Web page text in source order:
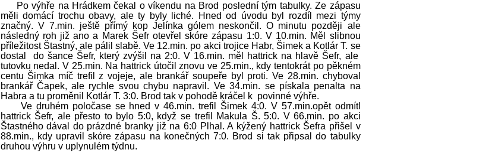
Po výhře na Hrádkem čekal o víkendu na Brod poslední tým tabulky. Ze zápasu
měli domácí trochu obavy, ale ty byly liché. Hned od úvodu byl rozdíl mezi týmy
značný. V 7.min. ještě přímý kop Jelínka gólem neskončil. O minutu později ale
následný roh již ano a Marek Šefr otevřel skóre zápasu 1:0. V 10.min. Měl slibnou
příležitost Štastný, ale pálil slabě. Ve 12.min. po akci trojice Habr, Šimek a Kotlár T. se
dostal do šance Šefr, který zvýšil na 2:0. V 16.min. měl hattrick na hlavě Šefr, ale
tutovku nedal. V 25.min. Na hattrick útočil znovu ve 25.min., kdy tentokrát po pěkném
centu Šimka míč trefil z vojeje, ale brankář soupeře byl proti. Ve 28.min. chyboval
brankář Čapek, ale rychle svou chybu napravil. Ve 34.min. se pískala penalta na
Habra a tu proměnil Kotlár T. 3:0. Brod tak v pohodě kráčel k povinné výhře.
Ve druhém poločase se hned v 46.min. trefil Šimek 4:0. V 57.min.opět odmítl
hattrick Šefr, ale přesto to bylo 5:0, když se trefil Makula Š. 5:0. V 66.min. po akci
Štastného dával do prázdné branky již na 6:0 Plhal. A kýžený hattrick Šefra přišel v
88.min., kdy upravil skóre zápasu na konečných 7:0. Brod si tak připsal do tabulky
druhou výhru v uplynulém týdnu.